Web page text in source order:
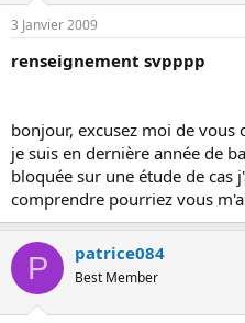
3 Janvier 2009
renseignement svpppp
bonjour, excusez moi de vous
je suis en dernière année de
bloquée sur une étude de cas
comprendre pourriez vous
P patrice084
Best Member